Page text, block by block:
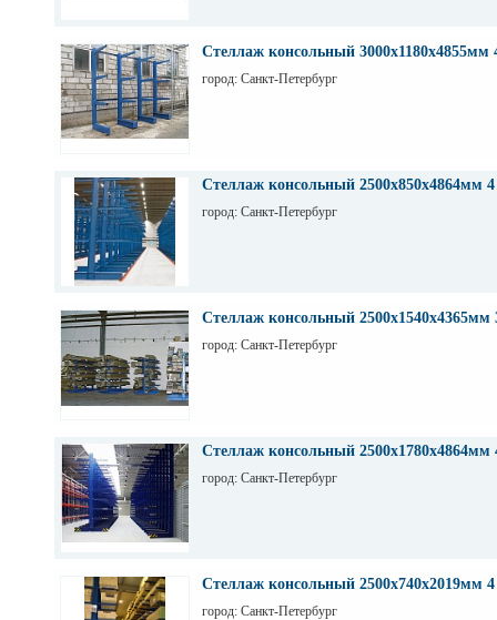
Стеллаж консольный 3000х1180х4855мм
город: Санкт-Петербург
Стеллаж консольный 2500х850х4864мм
город: Санкт-Петербург
Стеллаж консольный 2500х1540х4365мм
город: Санкт-Петербург
Стеллаж консольный 2500х1780х4864мм
город: Санкт-Петербург
Стеллаж консольный 2500х740х2019мм
город: Санкт-Петербург